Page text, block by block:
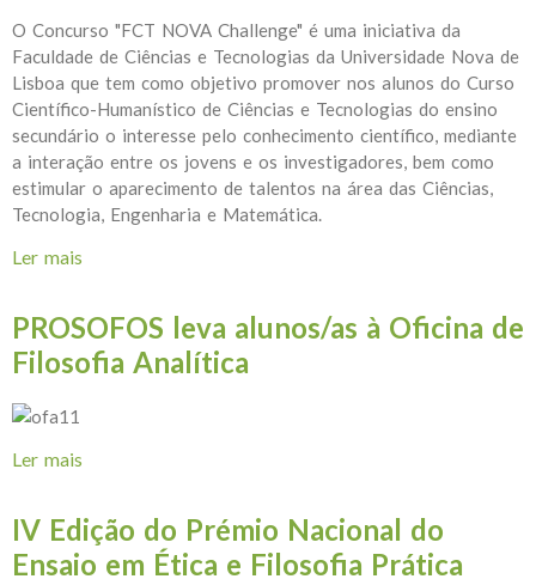
O Concurso "FCT NOVA Challenge" é uma iniciativa da
Faculdade de Ciências e Tecnologias da Universidade Nova de
Lisboa que tem como objetivo promover nos alunos do Curso
Científico-Humanístico de Ciências e Tecnologias do ensino
secundário o interesse pelo conhecimento científico, mediante
a interação entre os jovens e os investigadores, bem como
estimular o aparecimento de talentos na área das Ciências,
Tecnologia, Engenharia e Matemática.
Ler mais
PROSOFOS leva alunos/as à Oficina de
Filosofia Analítica
Ler mais
IV Edição do Prémio Nacional do
Ensaio em Ética e Filosofia Prática